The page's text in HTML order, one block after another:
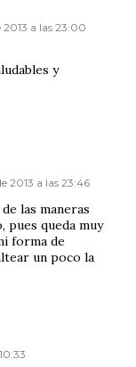
2013 a las 23:00
y
2013 a las 23:46
las maneras
pues queda muy
forma de
un poco la